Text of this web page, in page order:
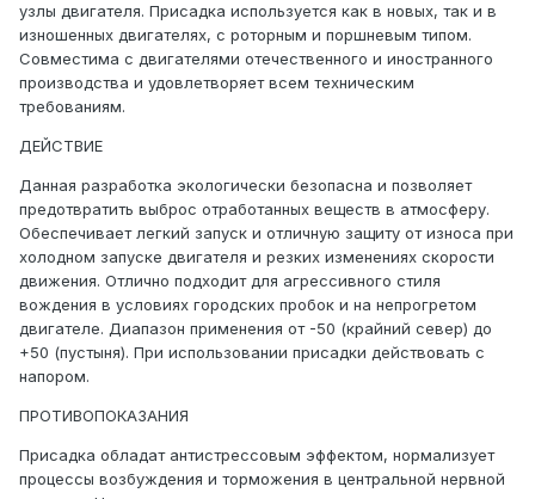
узлы двигателя. Присадка используется как в новых, так и в
изношенных двигателях, с роторным и поршневым типом.
Совместима с двигателями отечественного и иностранного
производства и удовлетворяет всем техническим
требованиям.
ДЕЙСТВИЕ
Данная разработка экологически безопасна и позволяет
предотвратить выброс отработанных веществ в атмосферу.
Обеспечивает легкий запуск и отличную защиту от износа при
холодном запуске двигателя и резких изменениях скорости
движения. Отлично подходит для агрессивного стиля
вождения в условиях городских пробок и на непрогретом
двигателе. Диапазон применения от -50 (крайний север) до
+50 (пустыня). При использовании присадки действовать с
напором.
ПРОТИВОПОКАЗАНИЯ
Присадка обладат антистрессовым эффектом, нормализует
процессы возбуждения и торможения в центральной нервной